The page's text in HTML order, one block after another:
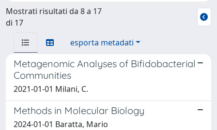
Mostrati risultati da 8 a 17
di 17
esporta metadati
Metagenomic Analyses of Bifidobacterial
Communities
2021-01-01 Milani, C.
Methods in Molecular Biology
2024-01-01 Baratta, Mario